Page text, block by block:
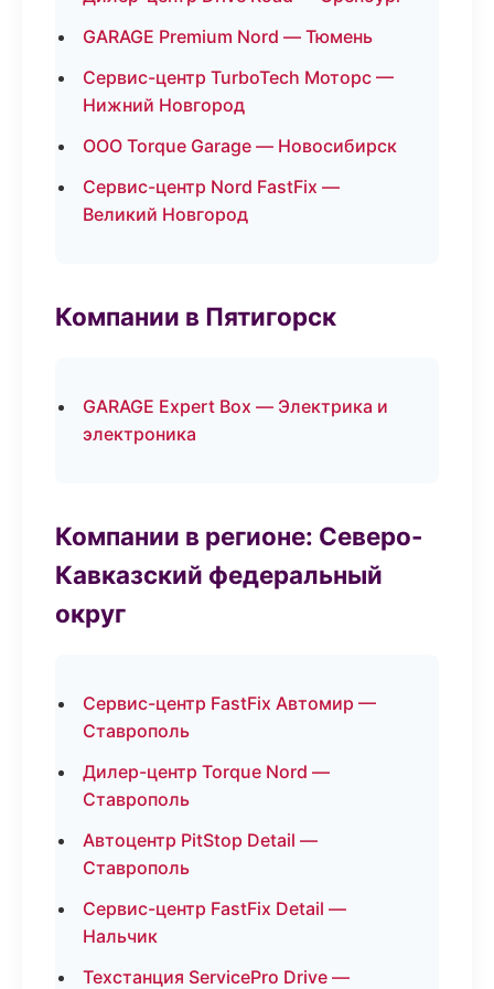
GARAGE Premium Nord — Тюмень
Сервис-центр TurboTech Моторс —
Нижний Новгород
ООО Torque Garage — Новосибирск
Сервис-центр Nord FastFix —
Великий Новгород
Компании в Пятигорск
GARAGE Expert Box — Электрика и
электроника
Компании в регионе: Северо-
Кавказский федеральный
округ
Сервис-центр FastFix Автомир —
Ставрополь
Дилер-центр Torque Nord —
Ставрополь
Автоцентр PitStop Detail —
Ставрополь
Сервис-центр FastFix Detail —
Нальчик
Техстанция ServicePro Drive —